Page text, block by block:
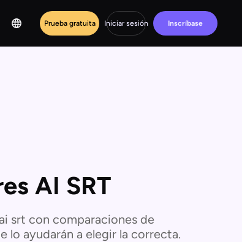
Prueba gratuita Iniciar sesión Inscríbase
AI SRT
srt con comparaciones de
lo ayudarán a elegir la correcta.